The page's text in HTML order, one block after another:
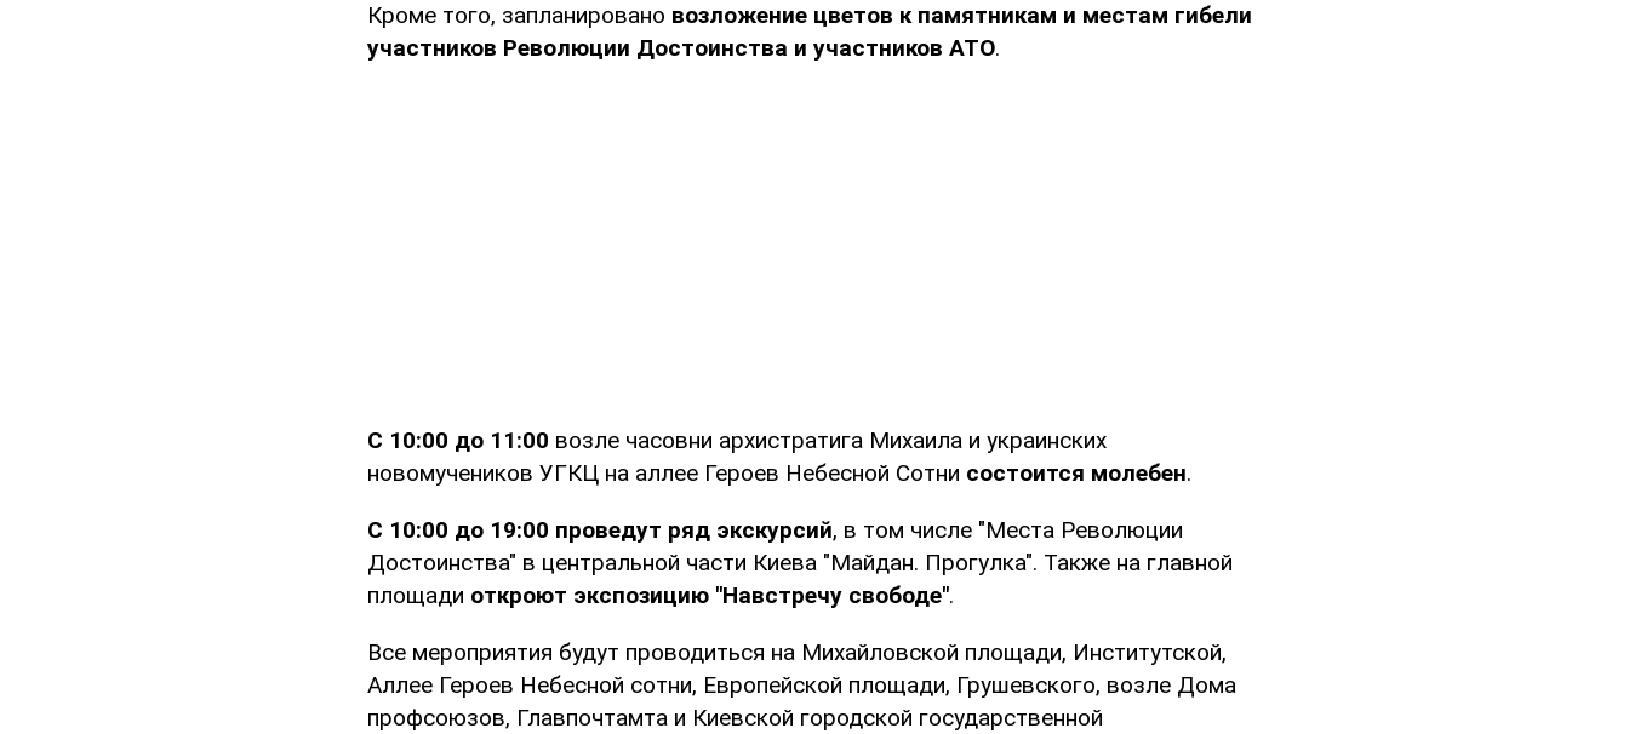
Кроме того, запланировано возложение цветов к памятникам и местам гибели
участников Революции Достоинства и участников АТО.
С 10:00 до 11:00 возле часовни архистратига Михаила и украинских
новомучеников УГКЦ на аллее Героев Небесной Сотни состоится молебен.
С 10:00 до 19:00 проведут ряд экскурсий, в том числе "Места Революции
Достоинства" в центральной части Киева "Майдан. Прогулка". Также на главной
площади откроют экспозицию "Навстречу свободе".
Все мероприятия будут проводиться на Михайловской площади, Институтской,
Аллее Героев Небесной сотни, Европейской площади, Грушевского, возле Дома
профсоюзов, Главпочтамта и Киевской городской государственной